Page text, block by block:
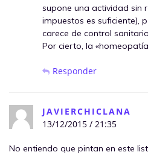
supone una actividad sin
impuestos es suficiente),
carece de control
Por cierto, la
Responder
JAVIERCHICLANA
13/12/2015 / 21:35
No entiendo que pintan en este